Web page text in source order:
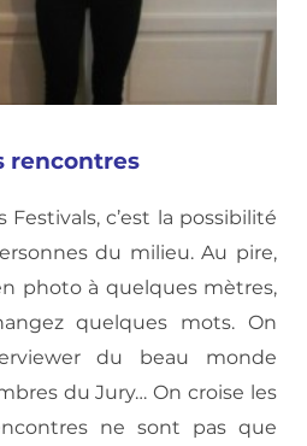
rencontres
c’est la possibilité
du milieu. Au pire,
photo à quelques mètres,
quelques mots. On
du beau monde
du Jury… On croise les
ne sont pas que